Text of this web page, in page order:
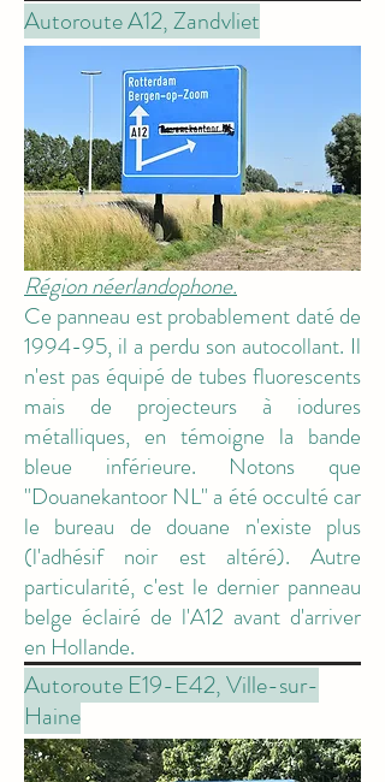
Autoroute A12, Zandvliet
M3
Région néerlandophone.
Ce panneau est probablement daté de
1994-95, il a perdu son autocollant. Il
n'est pas équipé de tubes fluorescents
mais de projecteurs à iodures
métalliques, en témoigne la bande
bleue inférieure. Notons que
"Douanekantoor NL" a été occulté car
le bureau de douane n'existe plus
(l'adhésif noir est altéré). Autre
particularité, c'est le dernier panneau
belge éclairé de l'A12 avant d'arriver
en Hollande.
Autoroute E19-E42, Ville-sur-
Haine